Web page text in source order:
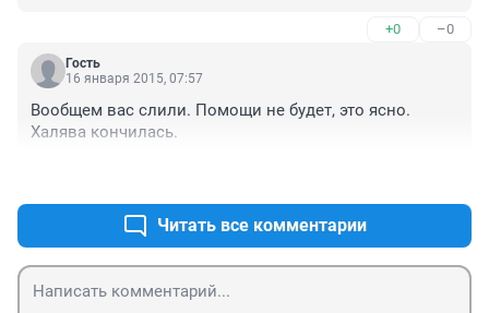
+0 –0
Гость
16 января 2015, 07:57
Вообщем вас слили. Помощи не будет, это ясно.
Халява кончилась.
Читать все комментарии